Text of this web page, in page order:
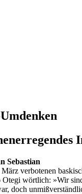
Sebastian
verbotenen
wörtlich: »Wir
doch